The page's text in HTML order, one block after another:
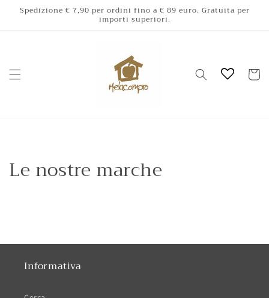
direttamente
Spedizione € 7,90 per ordini fino a € 89 euro. Gratuita per
importi superiori.
Carrello
Le nostre marche
Informativa